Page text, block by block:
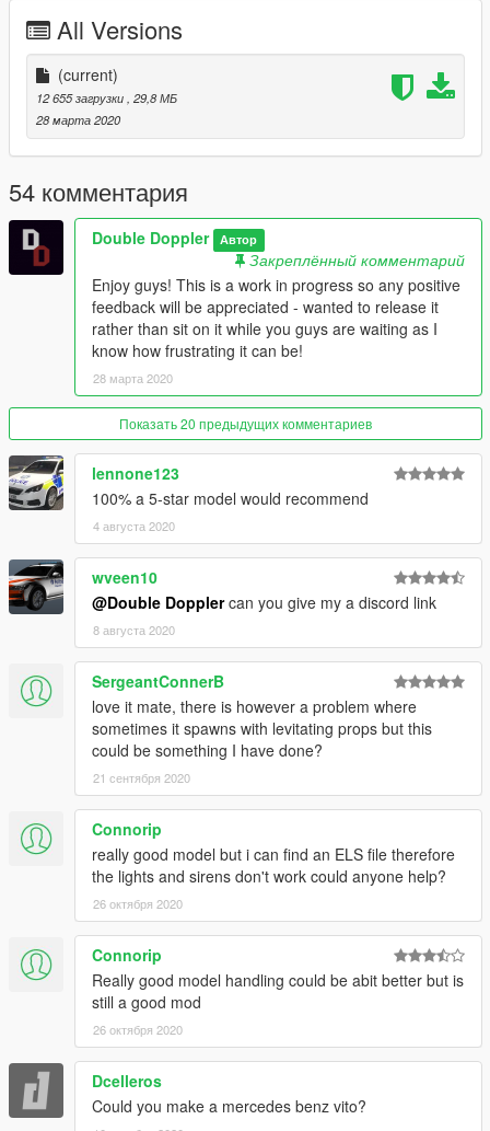
LWB and Met-Spec model conversion - Double Doppler
Whelen Justice lightbar - GTAxB0SS
ELS rigged and converted to UK specs - Double Doppler
Police and misc components - Double Doppler
Template and skin - Double Doppler
Copyright (c) 2020 Double Doppler
All Versions
(current)
12 655 загрузки, 29,8 МБ
28 марта 2020
54 комментария
Double Doppler Автор
Закреплённый комментарий
Enjoy guys! This is a work in progress so any positive
feedback will be appreciated - wanted to release it
rather than sit on it while you guys are waiting as I
know how frustrating it can be!
28 марта 2020
Показать 20 предыдущих комментариев
lennone123
100% a 5-star model would recommend
4 августа 2020
wveen10
@Double Dopplercan you give my a discord link
8 августа 2020
SergeantConnerB
love it mate, there is however a problem where
sometimes it spawns with levitating props but this
could be something I have done?
21 сентября 2020
Connorip
really good model but i can find an ELS file therefore
the lights and sirens don't work could anyone help?
26 октября 2020
Connorip
Really good model handling could be abit better but is
still a good mod
26 октября 2020
Dcelleros
Could you make a mercedes benz vito?